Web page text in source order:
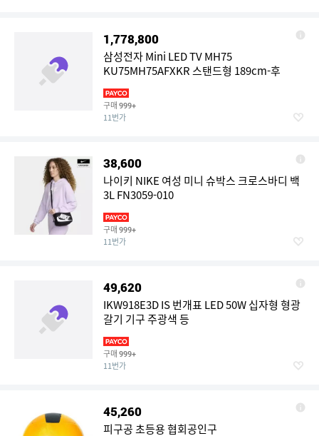
1,778,800
삼성전자 Mini LED TV MH75
KU75MH75AFXKR 스탠드형 189cm-후
구매 999+
11번가
38,600
나이키 NIKE 여성 미니 슈박스 크로스바디 백
3L FN3059-010
구매 999+
11번가
49,620
IKW918E3D IS 번개표 LED 50W 십자형 형광
갈기 기구 주광색 등
구매 999+
11번가
45,260
피구공 초등용 협회공인구